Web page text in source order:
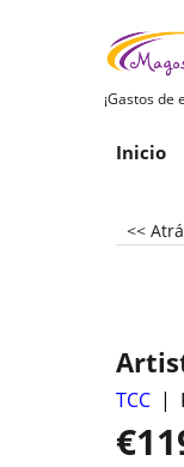
¡Gastos
Inicio
<<
TCC
€